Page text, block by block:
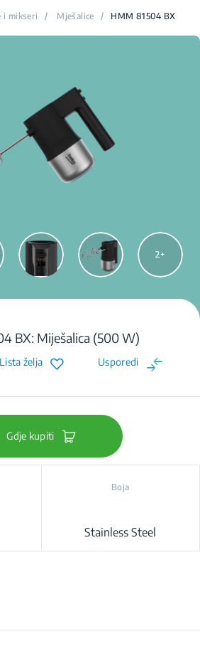
i mikseri / Mješalice / HMM 81504 BX
2
BX: Miješalica (500 W)
Lista želja Usporedi
Gdje kupiti
Boja
Stainless Steel